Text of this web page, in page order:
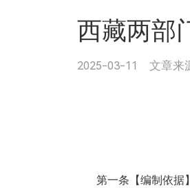
西藏两部
2025-03-11 文章来
第一条【编制依据